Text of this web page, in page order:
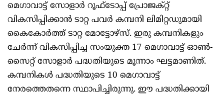
മെഗാവാട്ട് സോളാർ റൂഫ്‌ടോപ്പ് പ്രോജക്റ്റ്
വികസിപ്പിക്കാൻ ടാറ്റ പവർ കമ്പനി ലിമിറ്റഡുമായി
കൈകോർത്ത് ടാറ്റ മോട്ടോഴ്‌സ്. ഇരു കമ്പനികളും
ചേർന്ന് വികസിപ്പിച്ച സംയുക്ത 17 മെഗാവാട്ട് ഓൺ-
സൈറ്റ് സോളാർ പദ്ധതിയുടെ മൂന്നാം ഘട്ടമാണിത്.
കമ്പനികൾ പദ്ധതിയുടെ 10 മെഗാവാട്ട്
നേരത്തെതന്നെ സ്ഥാപിച്ചിരുന്നു. ഈ പദ്ധതിക്കായി